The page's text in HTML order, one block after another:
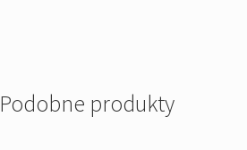
Podobne produkty